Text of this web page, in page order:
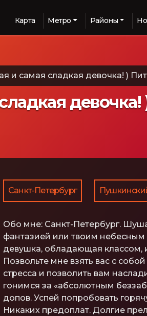
Карта Метро Районы
и самая сладкая девочка! )
Санкт-Петербург
Обо мне: Санкт-Петербург.
фантазией или твоим небесным
девушка, обладающая классом,
Позвольте мне взять вас с
стресса и позволить вам
гонимся за «абсолютным
допов. Успей попробовать
Никаких предоплат. Долгие